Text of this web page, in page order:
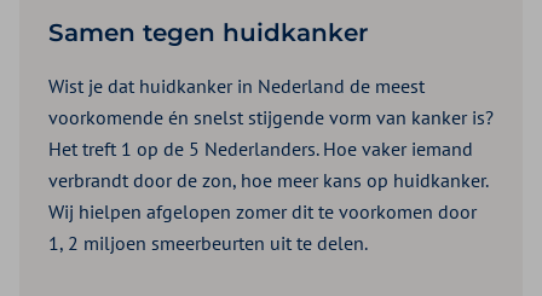
Samen tegen huidkanker
Wist je dat huidkanker in Nederland de meest
voorkomende én snelst stijgende vorm van kanker is?
Het treft 1 op de 5 Nederlanders. Hoe vaker iemand
verbrandt door de zon, hoe meer kans op huidkanker.
Wij hielpen afgelopen zomer dit te voorkomen door
1, 2 miljoen smeerbeurten uit te delen.